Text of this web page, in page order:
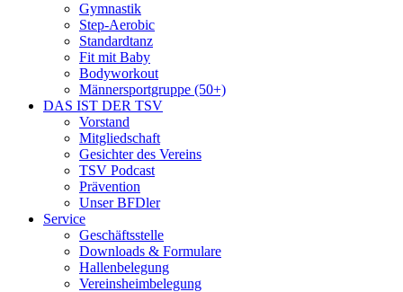
Gymnastik
Step-Aerobic
Standardtanz
Fit mit Baby
Bodyworkout
Männersportgruppe (50+)
DAS IST DER TSV
Vorstand
Mitgliedschaft
Gesichter des Vereins
TSV Podcast
Prävention
Unser BFDler
Service
Geschäftsstelle
Downloads & Formulare
Hallenbelegung
Vereinsheimbelegung